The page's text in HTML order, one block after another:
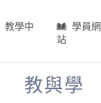
教學中
學員網
站
教與學